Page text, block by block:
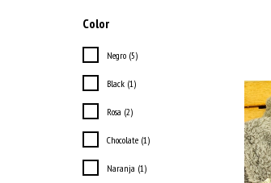
Color
Negro (5)
Black (1)
Rosa (2)
Chocolate (1)
Naranja (1)